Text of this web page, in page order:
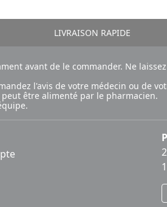
LIVRAISON RAPIDE
avant de le commander. Ne
l'avis de votre médecin ou de
être alimenté par le pharmacien.